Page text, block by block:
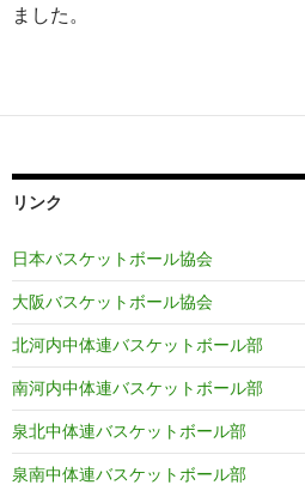
ました。
リンク
日本バスケットボール協会
大阪バスケットボール協会
北河内中体連バスケットボール部
南河内中体連バスケットボール部
泉北中体連バスケットボール部
泉南中体連バスケットボール部